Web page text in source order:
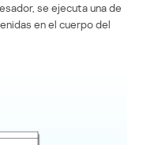
se ejecuta una de
en el cuerpo del